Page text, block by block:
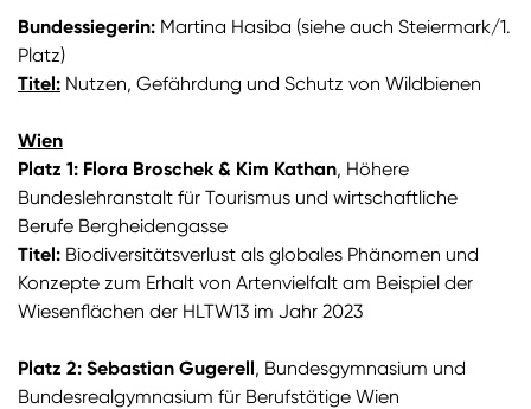
Bundessiegerin: Martina Hasiba (siehe auch Steiermark/1.
Platz)
Titel: Nutzen, Gefährdung und Schutz von Wildbienen
Wien
Platz 1: Flora Broschek & Kim Kathan, Höhere
Bundeslehranstalt für Tourismus und wirtschaftliche
Berufe Bergheidengasse
Titel: Biodiversitätsverlust als globales Phänomen und
Konzepte zum Erhalt von Artenvielfalt am Beispiel der
Wiesenflächen der HLTW13 im Jahr 2023
Platz 2: Sebastian Gugerell, Bundesgymnasium und
Bundesrealgymnasium für Berufstätige Wien